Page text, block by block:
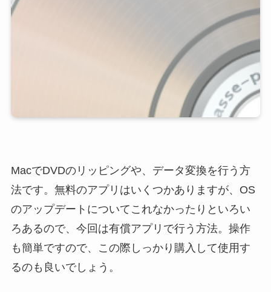
MacでDVDのリッピングや、データ変換を行う方
法です。無料のアプリはいくつかありますが、OS
のアップデートについてこれなかったりといろい
ろあるので、今回は有償アプリで行う方法。操作
も簡単ですので、この際しっかり購入して使用す
るのも良いでしょう。